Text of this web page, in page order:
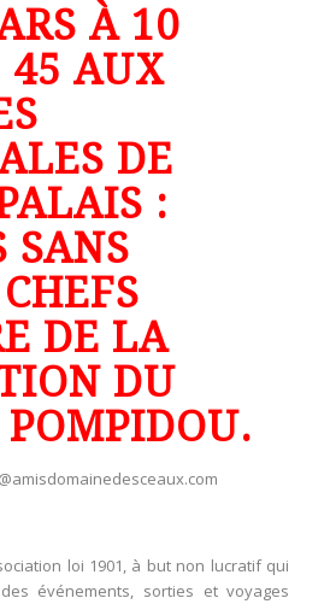
À 10
45 AUX
DE
:
SANS
DE LA
DU
POMPIDOU.
loi 1901, à but non lucratif qui
événements, sorties et voyages